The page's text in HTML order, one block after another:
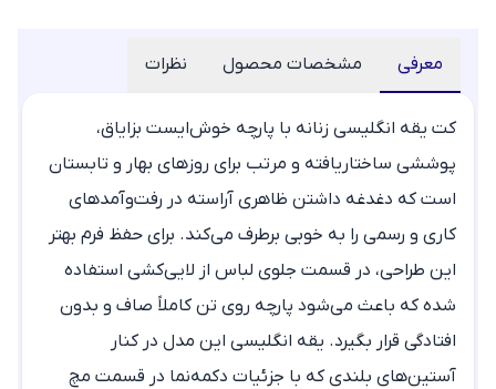
معرفی مشخصات محصول نظرات
کت یقه انگلیسی زنانه با پارچه خوش‌ایست بزایاق،
پوششی ساختاریافته و مرتب برای روزهای بهار و تابستان
است که دغدغه داشتن ظاهری آراسته در رفت‌وآمدهای
کاری و رسمی را به خوبی برطرف می‌کند. برای حفظ فرم بهتر
این طراحی، در قسمت جلوی لباس از لایی‌کشی استفاده
شده که باعث می‌شود پارچه روی تن کاملاً صاف و بدون
افتادگی قرار بگیرد. یقه انگلیسی این مدل در کنار
آستین‌های بلندی که با جزئیات دکمه‌نما در قسمت مچ